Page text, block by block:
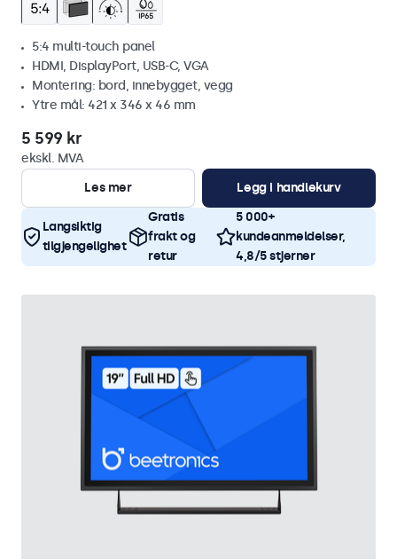
5:4 multi-touch panel
HDMI, DisplayPort, USB-C, VGA
Montering: bord, innebygget, vegg
Ytre mål: 421 x 346 x 46 mm
5 599 kr
ekskl. MVA
Les mer
Legg i handlekurv
Langsiktig
tilgjengelighet
Gratis
frakt og
retur
5 000+
kundeanmeldelser,
4,8/5 stjerner